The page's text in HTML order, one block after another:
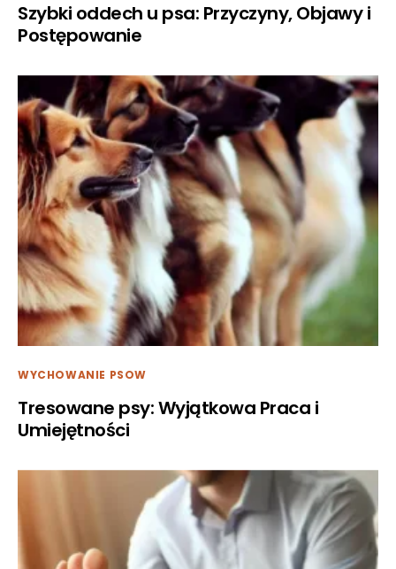
Szybki oddech u psa: Przyczyny, Objawy i
Postępowanie
WYCHOWANIE PSOW
Tresowane psy: Wyjątkowa Praca i
Umiejętności